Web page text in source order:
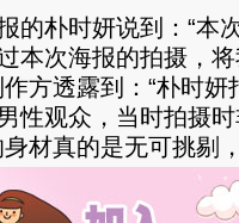
朴时妍说到：“本
本次海报的拍摄，
作方透露到：“朴时
性观众，当时拍摄
材真的是无可挑剔